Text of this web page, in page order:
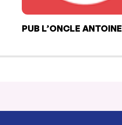
PUB L’ONCLE ANTOINE